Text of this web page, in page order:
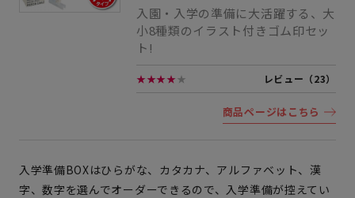
入園・入学の準備に大活躍する、大
小8種類のイラスト付きゴム印セッ
ト!
★★★★★ レビュー（23）
商品ページはこちら
入学準備BOXはひらがな、カタカナ、アルファベット、漢
字、数字を選んでオーダーできるので、入学準備が控えてい